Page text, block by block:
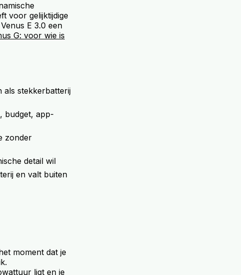
voor gelijktijdige
E 3.0 een
G: voor wie is
als stekkerbatterij
budget, app-
zonder
detail wil
en valt buiten
moment dat je
ligt en je